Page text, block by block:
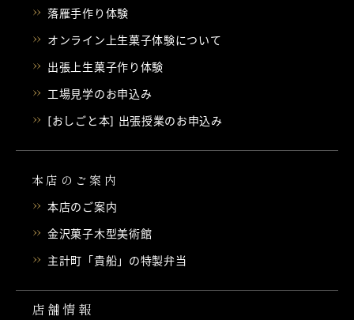
落雁手作り体験
オンライン上生菓子体験について
出張上生菓子作り体験
工場見学のお申込み
[おしごと本] 出張授業のお申込み
本店のご案内
本店のご案内
金沢菓子木型美術館
主計町「貴船」の特製弁当
店舗情報